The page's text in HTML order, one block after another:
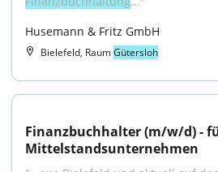
Husemann & Fritz GmbH
Bielefeld, RaumGütersloh
Finanzbuchhalter (m/w/d) -
Mittelstandsunternehmen